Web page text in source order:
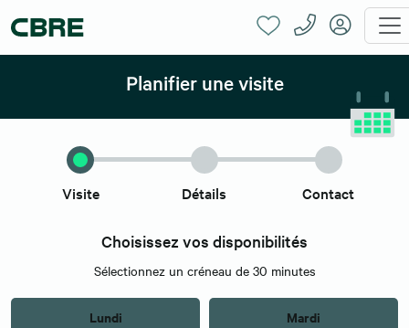
Planifier une visite
Visite Détails Contact
Choisissez vos disponibilités
Sélectionnez un créneau de 30 minutes
Lundi
Mardi